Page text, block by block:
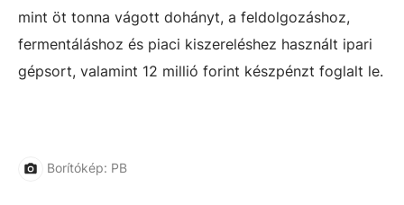
mint öt tonna vágott dohányt, a feldolgozáshoz,
fermentáláshoz és piaci kiszereléshez használt ipari
gépsort, valamint 12 millió forint készpénzt foglalt le.
Borítókép: PB